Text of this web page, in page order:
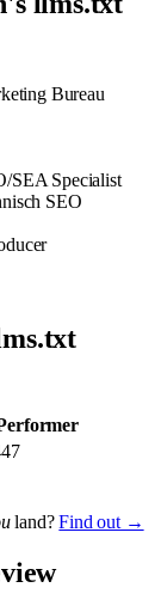
Bureau
SEA Specialist
SEO
land?Find out →